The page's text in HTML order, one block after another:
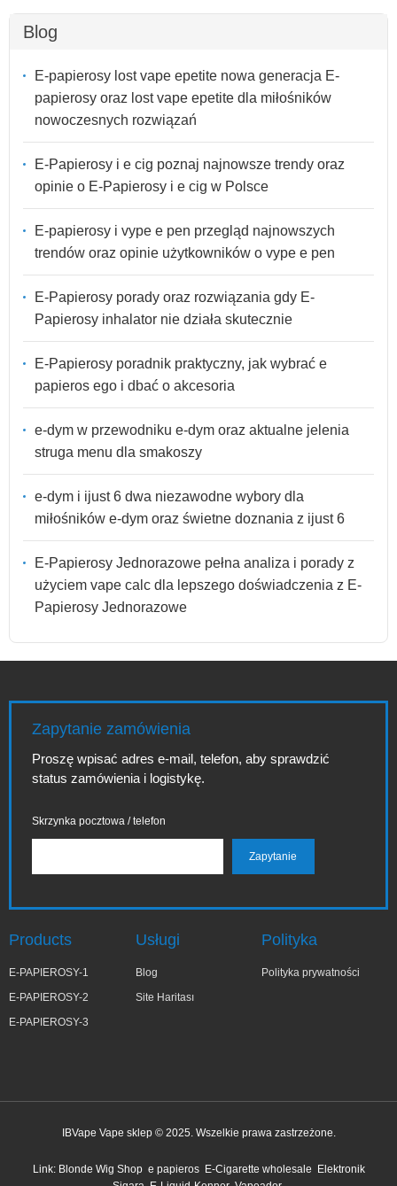
Blog
E-papierosy lost vape epetite nowa generacja E-
papierosy oraz lost vape epetite dla miłośników
nowoczesnych rozwiązań
E-Papierosy i e cig poznaj najnowsze trendy oraz
opinie o E-Papierosy i e cig w Polsce
E-papierosy i vype e pen przegląd najnowszych
trendów oraz opinie użytkowników o vype e pen
E-Papierosy porady oraz rozwiązania gdy E-
Papierosy inhalator nie działa skutecznie
E-Papierosy poradnik praktyczny, jak wybrać e
papieros ego i dbać o akcesoria
e-dym w przewodniku e-dym oraz aktualne jelenia
struga menu dla smakoszy
e-dym i ijust 6 dwa niezawodne wybory dla
miłośników e-dym oraz świetne doznania z ijust 6
E-Papierosy Jednorazowe pełna analiza i porady z
użyciem vape calc dla lepszego doświadczenia z E-
Papierosy Jednorazowe
Zapytanie zamówienia
Proszę wpisać adres e-mail, telefon, aby sprawdzić
status zamówienia i logistykę.
Skrzynka pocztowa / telefon
Products
E-PAPIEROSY-1
E-PAPIEROSY-2
E-PAPIEROSY-3
Usługi
Blog
Site Haritası
Polityka
Polityka prywatności
IBVape Vape sklep © 2025. Wszelkie prawa zastrzeżone.
Link: Blonde Wig Shop e papieros E-Cigarette wholesale
Elektronik
niedawno kupiony